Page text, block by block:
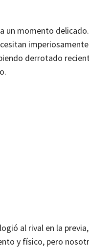
un momento
derrotado
al rival en la
y físico, pero